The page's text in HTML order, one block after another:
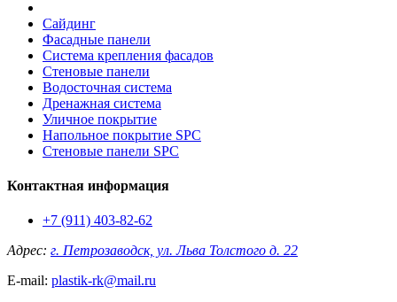
Сайдинг
Фасадные панели
Система крепления фасадов
Стеновые панели
Водосточная система
Дренажная система
Уличное покрытие
Напольное покрытие SPC
Стеновые панели SPC
Контактная информация
+7 (911) 403-82-62
Адрес: г. Петрозаводск, ул. Льва Толстого д. 22
E-mail: plastik-rk@mail.ru